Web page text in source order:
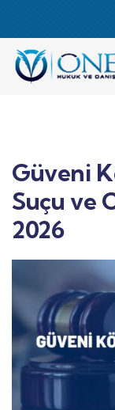
Güveni
Suçu ve
2026